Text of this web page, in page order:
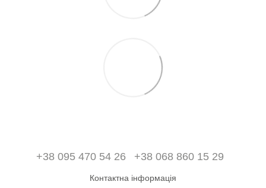
+38 095 470 54 26 +38 068 860 15 29
Контактна інформація